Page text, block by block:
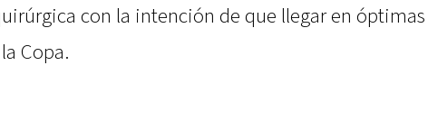
con la intención de que llegar en óptimas
Copa.